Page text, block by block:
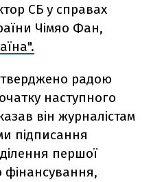
СБ у справах
Чімяо Фан,
радою
наступного
він журналістам
підписання
першої
фінансування,